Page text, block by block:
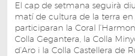
El cap de setmana seguirà
matí de cultura de la terra en
participaran la Coral
Colla Gegantera, la Colla
d’Aro i la Colla Castellera de